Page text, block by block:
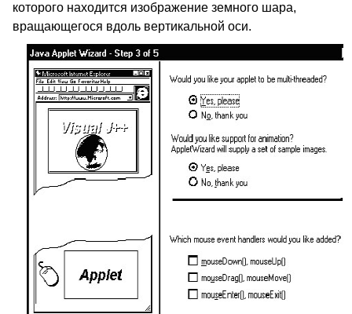
которого находится изображение земного шара,
вращающегося вдоль вертикальной оси.